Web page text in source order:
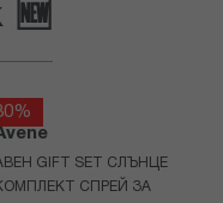
🆕
GIFT SET СЛЪНЦЕ
СПРЕЙ ЗА